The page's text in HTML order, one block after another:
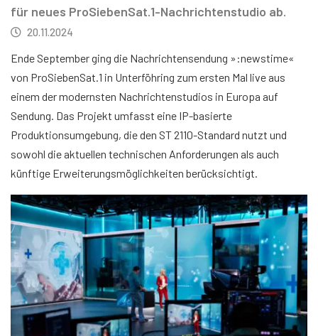
für neues ProSiebenSat.1-Nachrichtenstudio ab.
20.11.2024
Ende September ging die Nachrichtensendung »:newstime«
von ProSiebenSat.1 in Unterföhring zum ersten Mal live aus
einem der modernsten Nachrichtenstudios in Europa auf
Sendung. Das Projekt umfasst eine IP-basierte
Produktionsumgebung, die den ST 2110-Standard nutzt und
sowohl die aktuellen technischen Anforderungen als auch
künftige Erweiterungsmöglichkeiten berücksichtigt.